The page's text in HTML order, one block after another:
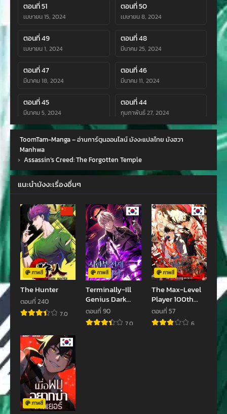
ตอนที่ 51
เมษายน 15, 2024
ตอนที่ 50
เมษายน 8, 2024
ตอนที่ 49
เมษายน 1, 2024
ตอนที่ 48
มีนาคม 25, 2024
ตอนที่ 47
มีนาคม 18, 2024
ตอนที่ 46
มีนาคม 11, 2024
ตอนที่ 45
มีนาคม 5, 2024
ตอนที่ 44
กุมภาพันธ์ 27, 2024
กุมภาพันธ์ 20, 2024
ตอนที่ 42
กุมภาพันธ์ 14, 2024
กุมภาพันธ์ 5, 2024
ตอนที่ 40
มกราคม 30, 2024
มกราคม 23, 2024 มกราคม 15, 2024
ตอนที่ 37
มกราคม 9, 2024
ตอนที่ 36
มกราคม 3, 2024
ตอนที่ 35
ธันวาคม 27, 2023
ตอนที่ 34
ธันวาคม 19, 2023
ตอนที่ 33
ธันวาคม 11, 2023
ตอนที่ 32
ธันวาคม 4, 2023
พฤศจิกายน 28, 2023
ตอนที่ 30
ตอนที่ 29
พฤศจิกายน 22, 2023
ตอนที่ 27
ตุลาคม 31, 2023
ToomTam-Manga – อ่านการ์ตูนออนไลน์ มังงะแปลไทย มังฮวา
Manhwa
› Assassin’s Creed: The Forgotten Temple
แนะนำมังงะเรื่องอื่นๆ
ภาพสี
The Hunter
ตอนที่ 240
7.0
ภาพสี
Terminally-Ill
Genius Dark
Knight
ตอนที่ 90
7.0
ภาพสี
The Max-Level
Player 100th
Regression
ตอนที่ 57
6
ภาพสี